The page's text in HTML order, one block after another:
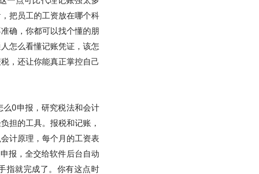
把员工的工资放在哪个科
确，你都可以找个懂的朋
怎么看懂记账凭证，该怎
，还让你能真正掌控自己
么0申报，研究税法和会计
担的工具。报税和记账，
计原理，每个月的工资表
报，全交给软件后台自动
指就完成了。你有这点时